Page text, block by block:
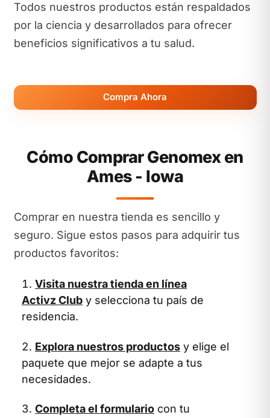
Todos nuestros productos están respaldados
por la ciencia y desarrollados para ofrecer
beneficios significativos a tu salud.
Compra Ahora
Cómo Comprar Genomex en
Ames - Iowa
Comprar en nuestra tienda es sencillo y
seguro. Sigue estos pasos para adquirir tus
productos favoritos:
Visita nuestra tienda en línea
Activz Club y selecciona tu país de
residencia.
Explora nuestros productos y elige el
paquete que mejor se adapte a tus
necesidades.
Completa el formulario con tu